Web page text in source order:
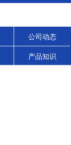
公司动态
产品知识